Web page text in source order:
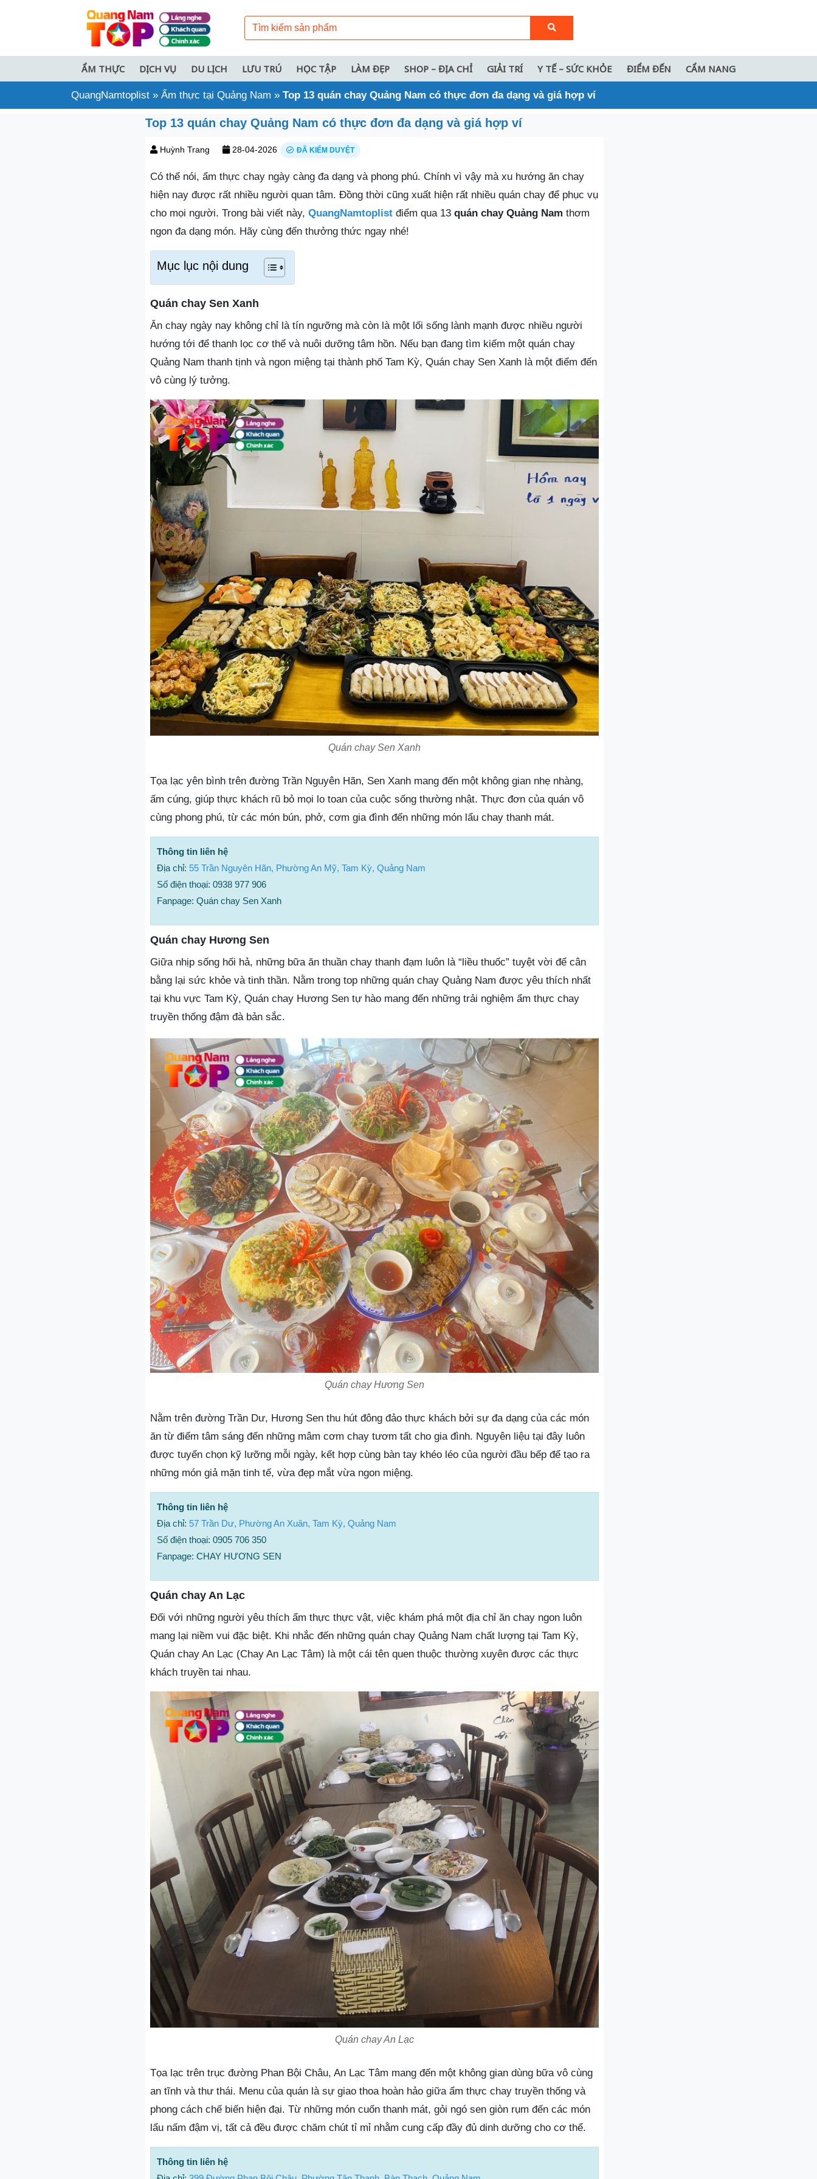
ẨM THỰC DỊCH VỤ DU LỊCH LƯU TRÚ HỌC TẬP LÀM ĐẸP SHOP – ĐỊA CHỈ GIẢI TRÍ Y TẾ – SỨC KHỎE ĐIỂM ĐẾN CẨM NANG
QuangNamtoplist » Ẩm thực tại Quảng Nam » Top 13 quán chay Quảng Nam có thực đơn đa dạng và giá hợp ví
Top 13 quán chay Quảng Nam có thực đơn đa dạng và giá hợp ví
Huỳnh Trang 28-04-2026 ĐÃ KIỂM DUYỆT
Có thể nói, ẩm thực chay ngày càng đa dạng và phong phú. Chính vì vậy mà xu hướng ăn chay
hiện nay được rất nhiều người quan tâm. Đồng thời cũng xuất hiện rất nhiều quán chay để phục vụ
cho mọi người. Trong bài viết này, QuangNamtoplist điểm qua 13 quán chay Quảng Nam thơm
ngon đa dạng món. Hãy cùng đến thưởng thức ngay nhé!
Mục lục nội dung
Quán chay Sen Xanh
Ăn chay ngày nay không chỉ là tín ngưỡng mà còn là một lối sống lành mạnh được nhiều người
hướng tới để thanh lọc cơ thể và nuôi dưỡng tâm hồn. Nếu bạn đang tìm kiếm một quán chay
Quảng Nam thanh tịnh và ngon miệng tại thành phố Tam Kỳ, Quán chay Sen Xanh là một điểm đến
vô cùng lý tưởng.
Quán chay Sen Xanh
Tọa lạc yên bình trên đường Trần Nguyên Hãn, Sen Xanh mang đến một không gian nhẹ nhàng,
ấm cúng, giúp thực khách rũ bỏ mọi lo toan của cuộc sống thường nhật. Thực đơn của quán vô
cùng phong phú, từ các món bún, phở, cơm gia đình đến những món lẩu chay thanh mát.
Thông tin liên hệ
Địa chỉ: 55 Trần Nguyên Hãn, Phường An Mỹ, Tam Kỳ, Quảng Nam
Số điện thoại: 0938 977 906
Fanpage: Quán chay Sen Xanh
Quán chay Hương Sen
Giữa nhịp sống hối hả, những bữa ăn thuần chay thanh đạm luôn là “liều thuốc” tuyệt vời để cân
bằng lại sức khỏe và tinh thần. Nằm trong top những quán chay Quảng Nam được yêu thích nhất
tại khu vực Tam Kỳ, Quán chay Hương Sen tự hào mang đến những trải nghiệm ẩm thực chay
truyền thống đậm đà bản sắc.
Quán chay Hương Sen
Nằm trên đường Trần Dư, Hương Sen thu hút đông đảo thực khách bởi sự đa dạng của các món
ăn từ điểm tâm sáng đến những mâm cơm chay tươm tất cho gia đình. Nguyên liệu tại đây luôn
được tuyển chọn kỹ lưỡng mỗi ngày, kết hợp cùng bàn tay khéo léo của người đầu bếp để tạo ra
những món giả mặn tinh tế, vừa đẹp mắt vừa ngon miệng.
Thông tin liên hệ
Địa chỉ: 57 Trần Dư, Phường An Xuân, Tam Kỳ, Quảng Nam
Số điện thoại: 0905 706 350
Fanpage: CHAY HƯƠNG SEN
Quán chay An Lạc
Đối với những người yêu thích ẩm thực thực vật, việc khám phá một địa chỉ ăn chay ngon luôn
mang lại niềm vui đặc biệt. Khi nhắc đến những quán chay Quảng Nam chất lượng tại Tam Kỳ,
Quán chay An Lạc (Chay An Lạc Tâm) là một cái tên quen thuộc thường xuyên được các thực
khách truyền tai nhau.
Quán chay An Lạc
Tọa lạc trên trục đường Phan Bội Châu, An Lạc Tâm mang đến một không gian dùng bữa vô cùng
an tĩnh và thư thái. Menu của quán là sự giao thoa hoàn hảo giữa ẩm thực chay truyền thống và
phong cách chế biến hiện đại. Từ những món cuốn thanh mát, gỏi ngó sen giòn rụm đến các món
lẩu nấm đậm vị, tất cả đều được chăm chút tỉ mỉ nhằm cung cấp đầy đủ dinh dưỡng cho cơ thể.
Thông tin liên hệ